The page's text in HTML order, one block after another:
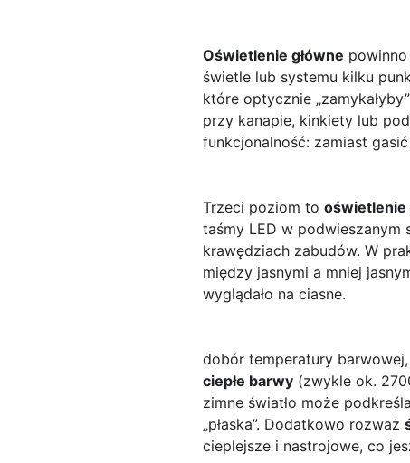
Oświetlenie główne
świetle lub systemu kilku
które optycznie
przy kanapie, kinkiety lub
funkcjonalność: zamiast
Trzeci poziom to oświetlenie
taśmy LED w podwieszanym
krawędziach zabudów. W
między jasnymi a mniej
wyglądało na ciasne.
dobór temperatury
ciepłe barwy (zwykle ok.
zimne światło może
„płaska”. Dodatkowo rozważ
cieplejsze i nastrojowe, co